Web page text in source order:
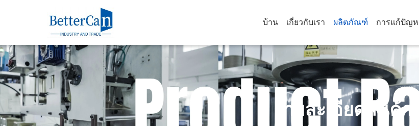
บ้าน เกี่ยวกับเรา ผลิตภัณฑ์ การแก้ปัญห
รายละเอียดสินค้า